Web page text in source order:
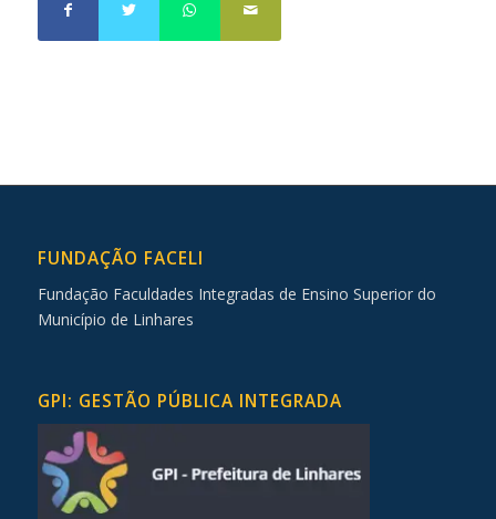
FUNDAÇÃO FACELI
Fundação Faculdades Integradas de Ensino Superior do
Município de Linhares
GPI: GESTÃO PÚBLICA INTEGRADA